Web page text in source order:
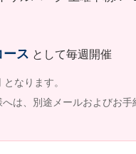
ース として毎週開催
なります。
は、別途メールおよびお